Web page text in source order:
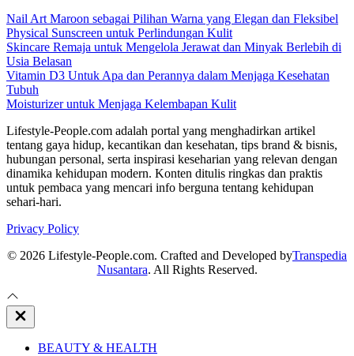
Nail Art Maroon sebagai Pilihan Warna yang Elegan dan Fleksibel
Physical Sunscreen untuk Perlindungan Kulit
Skincare Remaja untuk Mengelola Jerawat dan Minyak Berlebih di
Usia Belasan
Vitamin D3 Untuk Apa dan Perannya dalam Menjaga Kesehatan
Tubuh
Moisturizer untuk Menjaga Kelembapan Kulit
Lifestyle-People.com adalah portal yang menghadirkan artikel
tentang gaya hidup, kecantikan dan kesehatan, tips brand & bisnis,
hubungan personal, serta inspirasi keseharian yang relevan dengan
dinamika kehidupan modern. Konten ditulis ringkas dan praktis
untuk pembaca yang mencari info berguna tentang kehidupan
sehari-hari.
Privacy Policy
© 2026 Lifestyle-People.com. Crafted and Developed byTranspedia
Nusantara. All Rights Reserved.
Close
Off
BEAUTY & HEALTH